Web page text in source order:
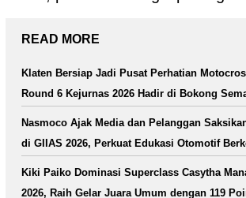
READ MORE
Klaten Bersiap Jadi Pusat Perhatian
Round 6 Kejurnas 2026 Hadir di Bokong
Nasmoco Ajak Media dan Pelanggan
di GIIAS 2026, Perkuat Edukasi Otomotif
Kiki Paiko Dominasi Superclass Casytha
2026, Raih Gelar Juara Umum dengan 119